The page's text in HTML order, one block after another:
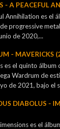
- A PEACEFUL
Annihilation es el
progressive
de 2020,...
- MAVERICKS
es el quinto álbum
Wardrum de
de 2021, bajo el
DIABOLUS -
es el